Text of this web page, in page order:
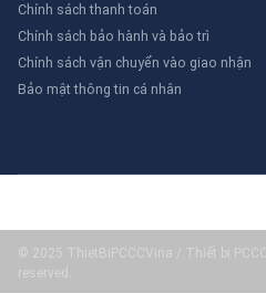
Chính sách thanh toán
Chính sách bảo hành và bảo trì
Chính sách vận chuyển vào giao nhận
Bảo mật thông tin cá nhân
© 2025 ThietBiPCCCVina / Thiết bị
reserved.